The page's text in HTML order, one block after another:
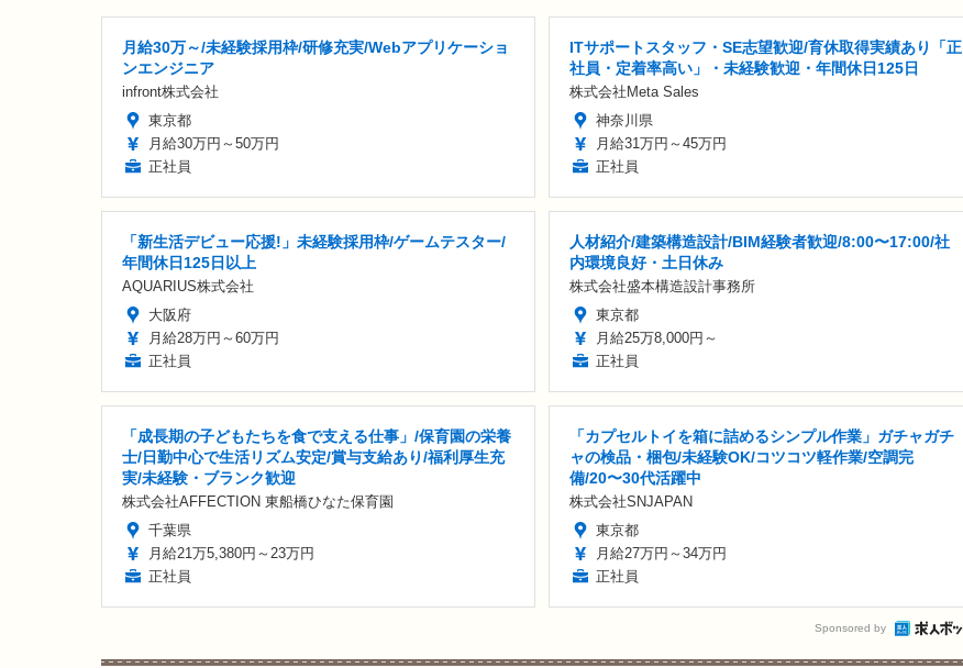
月給30万～/未経験採用枠/研修充実/Webアプリケーショ
ンエンジニア
infront株式会社
東京都
月給30万円～50万円
正社員
ITサポートスタッフ・SE志望歓迎/育休取得実績あり「正
社員・定着率高い」・未経験歓迎・年間休日125日
株式会社Meta Sales
神奈川県
月給31万円～45万円
正社員
「新生活デビュー応援!」未経験採用枠/ゲームテスター/
年間休日125日以上
AQUARIUS株式会社
大阪府
月給28万円～60万円
正社員
人材紹介/建築構造設計/BIM経験者歓迎/8:00〜17:00/社
内環境良好・土日休み
株式会社盛本構造設計事務所
東京都
月給25万8,000円～
正社員
「成長期の子どもたちを食で支える仕事」/保育園の栄養
士/日勤中心で生活リズム安定/賞与支給あり/福利厚生充
実/未経験・ブランク歓迎
株式会社AFFECTION 東船橋ひなた保育園
千葉県
月給21万5,380円～23万円
正社員
「カプセルトイを箱に詰めるシンプル作業」ガチャガチ
ャの検品・梱包/未経験OK/コツコツ軽作業/空調完
備/20〜30代活躍中
株式会社SNJAPAN
東京都
月給27万円～34万円
正社員
Sponsored by